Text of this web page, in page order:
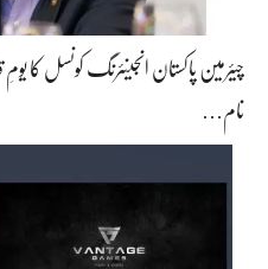
چیئرمین پاکستان انجینئرنگ کونسل کا
نام…